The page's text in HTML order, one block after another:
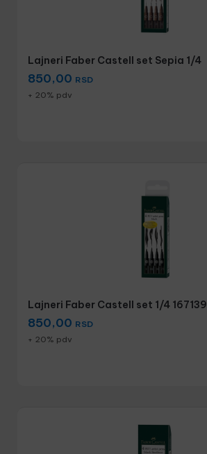
Lajneri Faber Castell set Sepia 1/4
850,00 RSD
+ 20% pdv
Lajneri Faber Castell set 1/4 167139
850,00 RSD
+ 20% pdv